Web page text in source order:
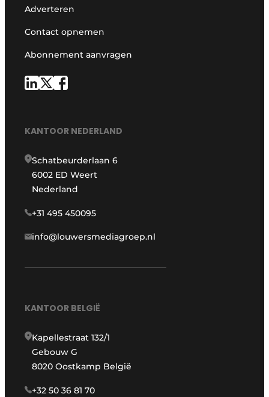
Adverteren
Contact opnemen
Abonnement aanvragen
KANTOOR NEDERLAND
Schatbeurderlaan 6
6002 ED Weert
Nederland
+31 495 450095
info@louwersmediagroep.nl
KANTOOR BELGIË
Kapellestraat 132/1
Gebouw G
8020 Oostkamp België
+32 50 36 81 70